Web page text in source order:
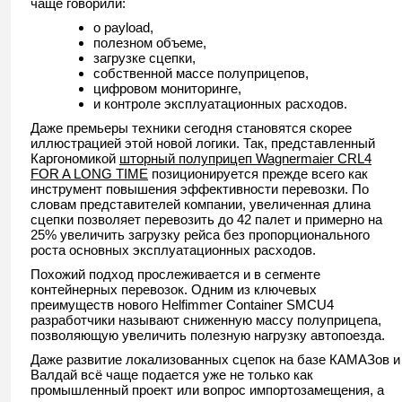
чаще говорили:
о payload,
полезном объеме,
загрузке сцепки,
собственной массе полуприцепов,
цифровом мониторинге,
и контроле эксплуатационных расходов.
Даже премьеры техники сегодня становятся скорее
иллюстрацией этой новой логики. Так, представленный
Каргономикой шторный полуприцеп Wagnermaier CRL4
FOR A LONG TIME позиционируется прежде всего как
инструмент повышения эффективности перевозки. По
словам представителей компании, увеличенная длина
сцепки позволяет перевозить до 42 палет и примерно на
25% увеличить загрузку рейса без пропорционального
роста основных эксплуатационных расходов.
Похожий подход прослеживается и в сегменте
контейнерных перевозок. Одним из ключевых
преимуществ нового Helfimmer Container SMCU4
разработчики называют сниженную массу полуприцепа,
позволяющую увеличить полезную нагрузку автопоезда.
Даже развитие локализованных сцепок на базе КАМАЗов и
Валдай всё чаще подается уже не только как
промышленный проект или вопрос импортозамещения, а